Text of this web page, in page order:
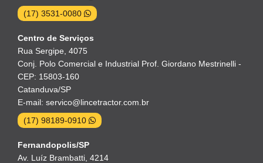
(17) 3531-0080
Centro de Serviços
Rua Sergipe, 4075
Conj. Polo Comercial e Industrial Prof. Giordano Mestrinelli -
CEP: 15803-160
Catanduva/SP
E-mail: servico@lincetractor.com.br
(17) 98189-0910
Fernandopolis/SP
Av. Luíz Brambatti, 4214